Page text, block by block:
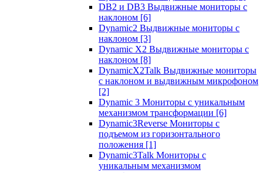
DB2 и DB3 Выдвижные мониторы с
наклоном [6]
Dynamic2 Выдвижные мониторы с
наклоном [3]
Dynamic X2 Выдвижные мониторы с
наклоном [8]
DynamicX2Talk Выдвижные мониторы
с наклоном и выдвижным микрофоном
[2]
Dynamic 3 Мониторы с уникальным
механизмом трансформации [6]
Dynamic3Reverse Мониторы с
подъемом из горизонтального
положения [1]
Dynamic3Talk Мониторы с
уникальным механизмом